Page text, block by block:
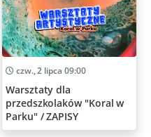
czw., 2 lipca 09:00
Warsztaty dla
przedszkolaków "Koral w
Parku" / ZAPISY